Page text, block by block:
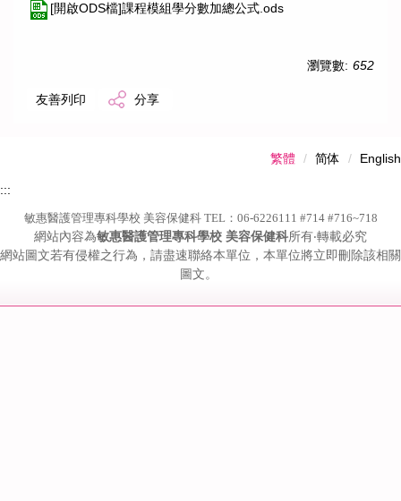
[開啟ODS檔]課程模組學分數加總公式.ods
瀏覽數: 652
友善列印 分享
繁體 简体 English
:::
敏惠醫護管理專科學校 美容保健科 TEL：06-6226111 #714 #716~718
網站內容為敏惠醫護管理專科學校 美容保健科所有‧轉載必究
網站圖文若有侵權之行為，請盡速聯絡本單位，本單位將立即刪除該相關
圖文。